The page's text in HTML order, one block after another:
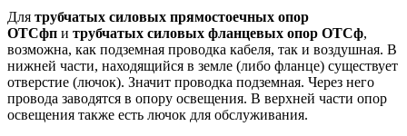
Для трубчатых силовых прямостоечных опор
ОТСфп и трубчатых силовых фланцевых опор ОТСф,
возможна, как подземная проводка кабеля, так и воздушная. В
нижней части, находящийся в земле (либо фланце) существует
отверстие (лючок). Значит проводка подземная. Через него
провода заводятся в опору освещения. В верхней части опор
освещения также есть лючок для обслуживания.